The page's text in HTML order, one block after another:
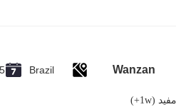
Wanzan
Brazil
مفید (1w+)